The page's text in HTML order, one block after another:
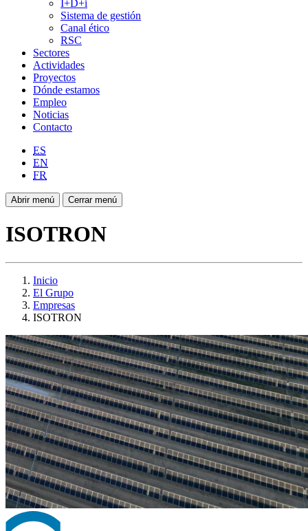
I+D+i
Sistema de gestión
Canal ético
RSC
Sectores
Actividades
Proyectos
Dónde estamos
Empleo
Noticias
Contacto
ES
EN
FR
Abrir menú Cerrar menú
ISOTRON
Inicio
El Grupo
Empresas
ISOTRON